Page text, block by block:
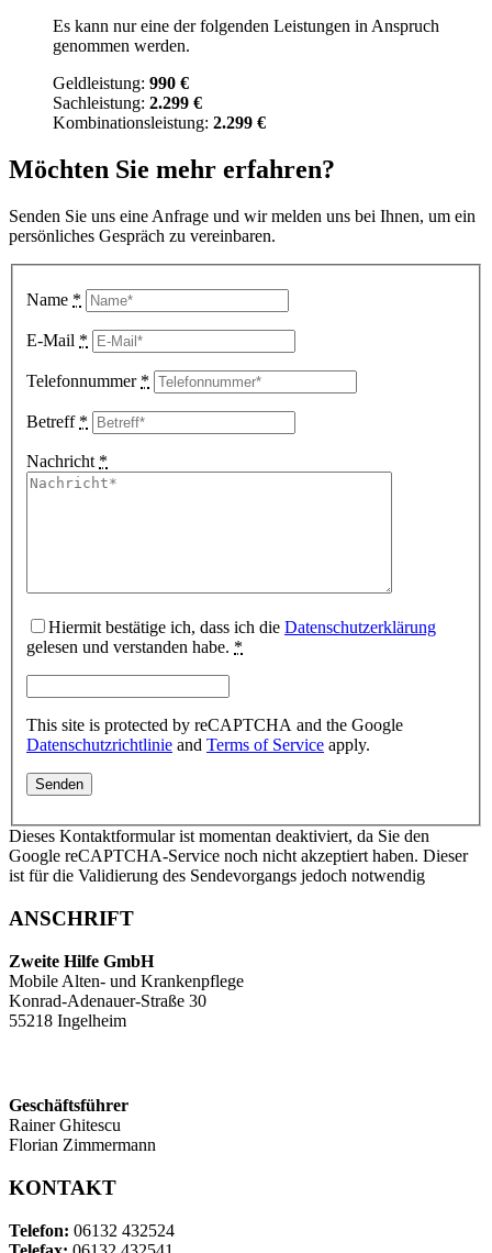
Es kann nur eine der folgenden Leistungen in Anspruch
genommen werden.
Geldleistung: 990 €
Sachleistung: 2.299 €
Kombinationsleistung: 2.299 €
Möchten Sie mehr erfahren?
Senden Sie uns eine Anfrage und wir melden uns bei Ihnen, um ein
persönliches Gespräch zu vereinbaren.
Name *
E-Mail *
Telefonnummer *
Betreff *
Nachricht *
Hiermit bestätige ich, dass ich die Datenschutzerklärung
gelesen und verstanden habe. *
This site is protected by reCAPTCHA and the Google
Datenschutzrichtlinie and Terms of Service apply.
Dieses Kontaktformular ist momentan deaktiviert, da Sie den
Google reCAPTCHA-Service noch nicht akzeptiert haben. Dieser
ist für die Validierung des Sendevorgangs jedoch notwendig
ANSCHRIFT
Zweite Hilfe GmbH
Mobile Alten- und Krankenpflege
Konrad-Adenauer-Straße 30
55218 Ingelheim
Geschäftsführer
Rainer Ghitescu
Florian Zimmermann
KONTAKT
Telefon: 06132 432524